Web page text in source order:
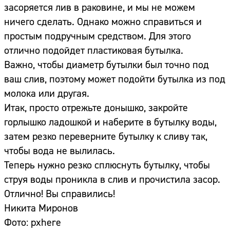
засоряется лив в раковине, и мы не можем
ничего сделать. Однако можно справиться и
простым подручным средством. Для этого
отлично подойдет пластиковая бутылка.
Важно, чтобы диаметр бутылки был точно под
ваш слив, поэтому может подойти бутылка из под
молока или другая.
Итак, просто отрежьте донышко, закройте
горлышко ладошкой и наберите в бутылку воды,
затем резко переверните бутылку к сливу так,
чтобы вода не вылилась.
Теперь нужно резко сплюснуть бутылку, чтобы
струя воды проникла в слив и прочистила засор.
Отлично! Вы справились!
Никита Миронов
Фото: pxhere